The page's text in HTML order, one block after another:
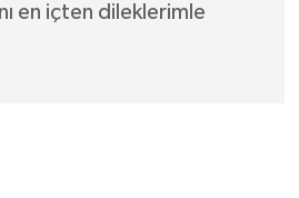
en içten dileklerimle